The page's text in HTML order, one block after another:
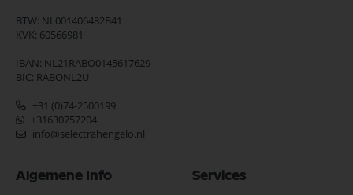
BTW: NL001406482B41
KVK: 60566981
IBAN: NL21RABO0145617629
BIC: RABONL2U
+31 (0)74-2500199
+31630757204
info@selectrahengelo.nl
Algemene Info Services